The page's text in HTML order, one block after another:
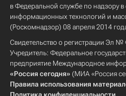
в Федеральной службе по надзору в
информационных технологий и
(Роскомнадзор) 08 апреля 2014
Свидетельство о регистрации Эл
Учредитель: Федеральное
предприятие Международное
«Россия сегодня» (МИА «Россия
Правила использования